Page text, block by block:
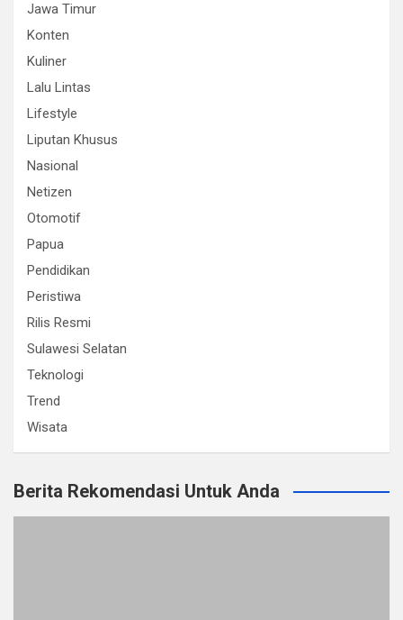
Jawa Timur
Konten
Kuliner
Lalu Lintas
Lifestyle
Liputan Khusus
Nasional
Netizen
Otomotif
Papua
Pendidikan
Peristiwa
Rilis Resmi
Sulawesi Selatan
Teknologi
Trend
Wisata
Berita Rekomendasi Untuk Anda